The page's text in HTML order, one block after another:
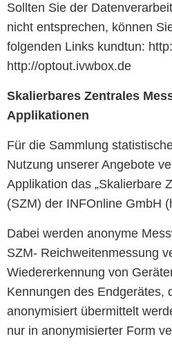
Sollten Sie der
nicht entsprechen, können
folgenden Links kundtun:
http://optout.ivwbox.de
Skalierbares Zentrales
Applikationen
Für die Sammlung
Nutzung unserer Angebote
Applikation das „Skalierbare
(SZM) der INFOnline GmbH
Dabei werden anonyme
SZM- Reichweitenmessung
Wiedererkennung von
Kennungen des Endgerätes,
anonymisiert übermittelt
nur in anonymisierter Form